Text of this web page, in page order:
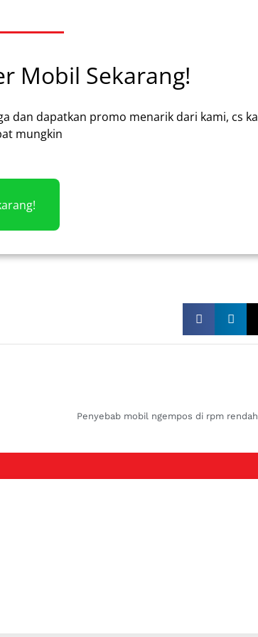
Mobil Sekarang!
dan dapatkan promo menarik dari kami, cs
mungkin